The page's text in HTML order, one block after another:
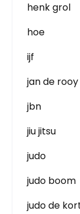
henk grol
hoe
ijf
jan de rooy
jbn
jiu jitsu
judo
judo boom
judo de